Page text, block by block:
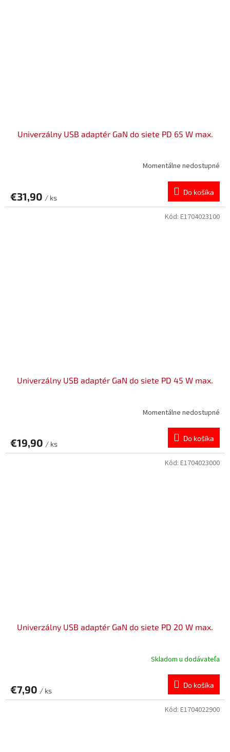
Univerzálny USB adaptér GaN do siete PD 65 W max.
Momentálne nedostupné
€31,90 / ks
Do košíka
Univerzálny USB adaptér GaN do siete PD 45 W max.
Momentálne nedostupné
€19,90 / ks
Do košíka
Kód: E1704023100
Univerzálny USB adaptér GaN do siete PD 20 W max.
Skladom u dodávateľa
€7,90 / ks
Do košíka
Kód: E1704023000
Kód: E1704022900